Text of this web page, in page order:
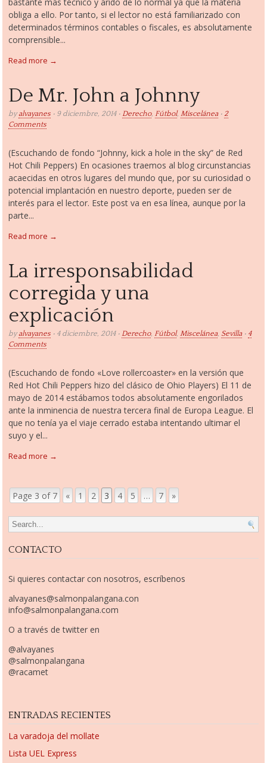
bastante más técnico y árido de lo normal ya que la materia
obliga a ello. Por tanto, si el lector no está familiarizado con
determinados términos contables o fiscales, es absolutamente
comprensible...
Read more →
De Mr. John a Johnny
byalvayanes • 9 diciembre, 2014 • Derecho, Fútbol, Miscelánea• 2
Comments
(Escuchando de fondo “Johnny, kick a hole in the sky” de Red
Hot Chili Peppers) En ocasiones traemos al blog circunstancias
acaecidas en otros lugares del mundo que, por su curiosidad o
potencial implantación en nuestro deporte, pueden ser de
interés para el lector. Este post va en esa línea, aunque por la
parte...
Read more →
La irresponsabilidad
corregida y una
explicación
byalvayanes • 4 diciembre, 2014 • Derecho, Fútbol, Miscelánea, Sevilla• 4
Comments
(Escuchando de fondo «Love rollercoaster» en la versión que
Red Hot Chili Peppers hizo del clásico de Ohio Players) El 11 de
mayo de 2014 estábamos todos absolutamente engorilados
ante la inminencia de nuestra tercera final de Europa League. El
que no tenía ya el viaje cerrado estaba intentando ultimar el
suyo y el...
Read more →
Page navigation
Page 3 of 7 « 1 2 3 4 5 … 7 »
Search for:
CONTACTO
Si quieres contactar con nosotros, escríbenos
alvayanes@salmonpalangana.con
info@salmonpalangana.com
O a través de twitter en
@alvayanes
@salmonpalangana
@racamet
ENTRADAS RECIENTES
La varadoja del mollate
Lista UEL Express